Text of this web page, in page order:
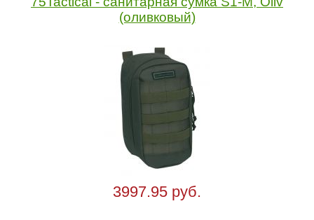
(оливковый)
3997.95 руб.